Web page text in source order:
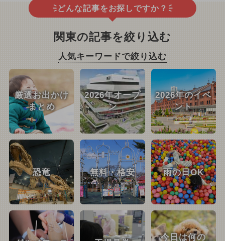
どんな記事をお探しですか？
関東の記事を絞り込む
人気キーワードで絞り込む
厳選お出かけ
まとめ
2026年オープ
ン
2026年のイベ
ント
恐竜 無料・格安 雨の日OK
今日は何の